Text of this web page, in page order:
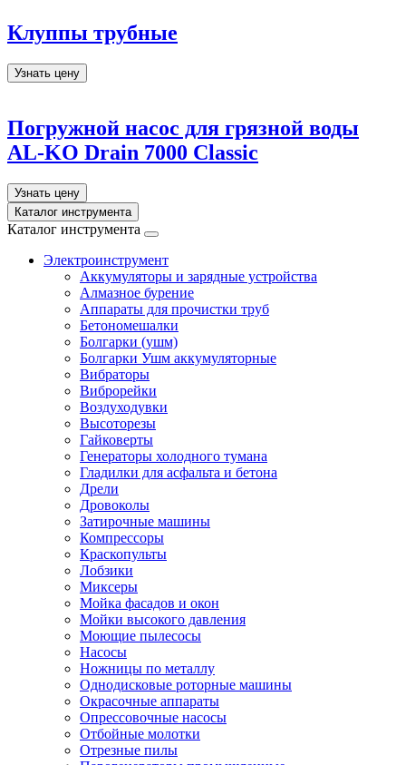
Клуппы трубные
Узнать цену
Погружной насос для грязной воды
AL-KO Drain 7000 Classic
Узнать цену
Каталог инструмента
Каталог инструмента
Электроинструмент
Аккумуляторы и зарядные устройства
Алмазное бурение
Аппараты для прочистки труб
Бетономешалки
Болгарки (ушм)
Болгарки Ушм аккумуляторные
Вибраторы
Виброрейки
Воздуходувки
Высоторезы
Гайковерты
Генераторы холодного тумана
Гладилки для асфальта и бетона
Дрели
Дровоколы
Затирочные машины
Компрессоры
Краскопульты
Лобзики
Миксеры
Мойка фасадов и окон
Мойки высокого давления
Моющие пылесосы
Насосы
Ножницы по металлу
Однодисковые роторные машины
Окрасочные аппараты
Опрессовочные насосы
Отбойные молотки
Отрезные пилы